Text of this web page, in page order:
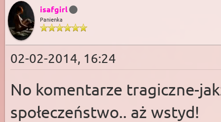
isafgirl
Panienka
02-02-2014, 16:24
No komentarze tragiczne-
społeczeństwo.. aż wstyd!